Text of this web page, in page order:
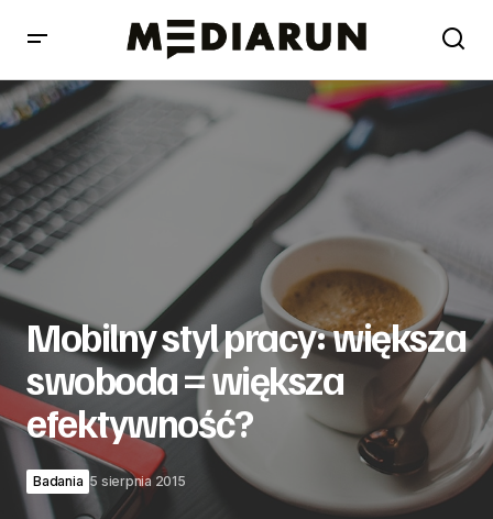
Mobilny styl pracy: większa swoboda = większa
efektywność?
Mobilny styl pracy: większa
swoboda = większa
efektywność?
Badania 5 sierpnia 2015